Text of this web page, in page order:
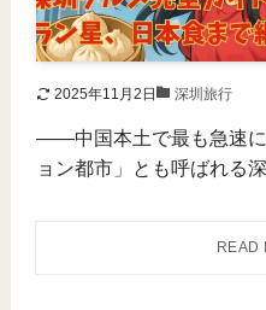
2025年11月2日 深圳旅行
――中国本土で最も急速
ョン都市」とも呼ばれる